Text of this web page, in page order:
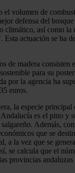
el volumen de
defensa del
climático, así como la
Esta actuación se ha
de madera consisten
para su
por la agencia ha
euros.
la especie principal
es el pino y
Además,
que se
a la vez que se
se calcula que el
provincias